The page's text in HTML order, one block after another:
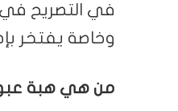
في التصريح في
وخاصة يفتخر
من هي هبة